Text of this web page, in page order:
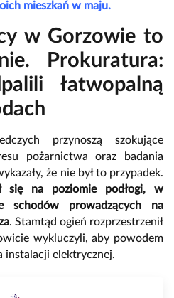
mieszkań w maju.
w Gorzowie to
Prokuratura:
łatwopalną
przynoszą szokujące
pożarnictwa oraz badania
że nie był to przypadek.
się na poziomie podłogi, w
schodów prowadzących na
. Stamtąd ogień rozprzestrzenił
wykluczyli, aby powodem
instalacji elektrycznej.